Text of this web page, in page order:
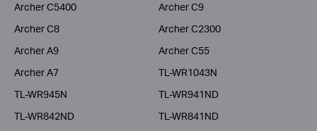
Archer C5400
Archer C9
Archer C8
Archer C2300
Archer A9
Archer C55
Archer A7
TL-WR1043N
TL-WR945N
TL-WR941ND
TL-WR842ND
TL-WR841ND